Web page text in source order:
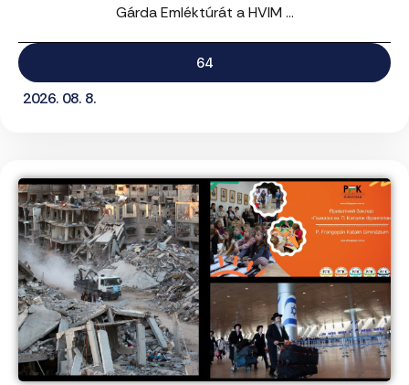
Gárda Emléktúrát a HVIM ...
64
2026. 08. 8.